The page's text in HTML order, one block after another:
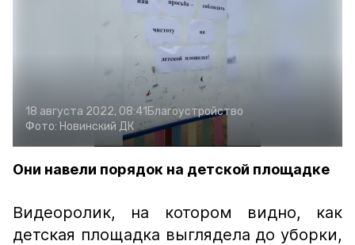
18 августа 2022, 08:41 Благоустройство
Фото: Новинский ДК
Они навели порядок на детской площадке
Видеоролик, на котором видно, как
детская площадка выглядела до уборки,